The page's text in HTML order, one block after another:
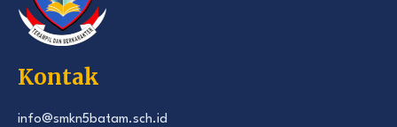
Kontak
info@smkn5batam.sch.id